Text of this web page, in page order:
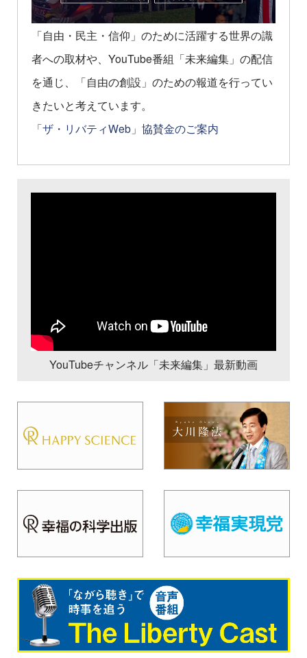
「自由・民主・信仰」のために活躍する世界の識
者への取材や、YouTube番組「未来編集」の配信
を通じ、「自由の創設」のための報道を行ってい
きたいと考えています。
「ザ・リバティWeb」協賛金のご案内
YouTubeチャンネル「未来編集」最新動画